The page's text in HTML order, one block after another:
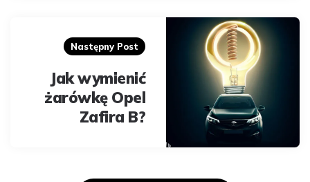
Następny Post
Jak wymienić
żarówkę Opel
Zafira B?